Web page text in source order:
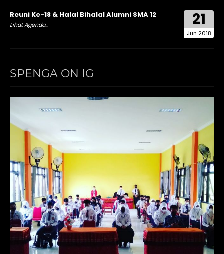
21
Jun 2018
Reuni Ke-18 & Halal Bihalal Alumni SMA 12
Lihat Agenda...
SPENGA ON IG